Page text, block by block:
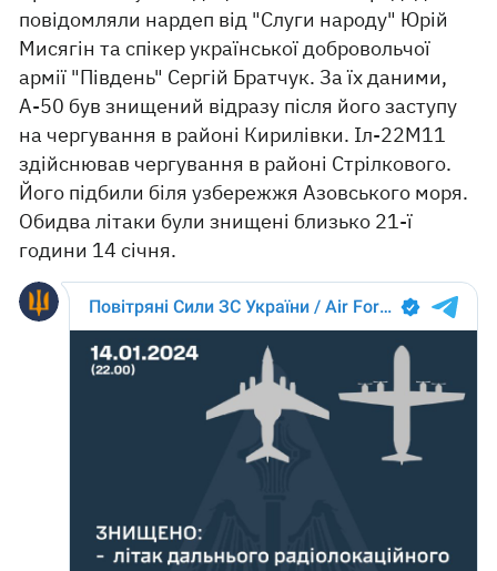
повідомляли нардеп від "Слуги народу" Юрій
Мисягін та спікер української добровольчої
армії "Південь" Сергій Братчук. За їх даними,
А-50 був знищений відразу після його заступу
на чергування в районі Кирилівки. Іл-22М11
здійснював чергування в районі Стрілкового.
Його підбили біля узбережжя Азовського моря.
Обидва літаки були знищені близько 21-ї
години 14 січня.